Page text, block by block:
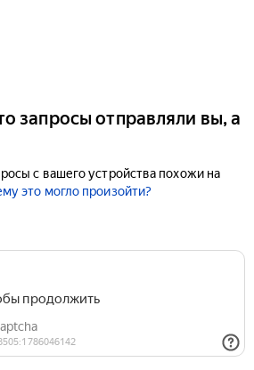
запросы отправляли вы, а
с вашего устройства похожи на
это могло произойти?